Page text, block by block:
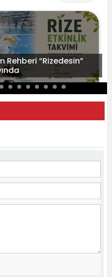
Rehberi “Rizedesin”